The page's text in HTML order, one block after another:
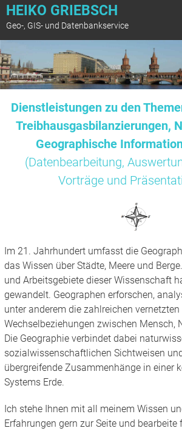
Zum
springen
HEIKO GRIEBSCH
Geo-, GIS- und Datenbankservice
Dienstleistungen zu den
Treibhausgasbilanzierungen,
Geographische
(Datenbearbeitung,
Vorträge und
Im 21. Jahrhundert umfasst die
das Wissen über Städte, Meere und
und Arbeitsgebiete dieser Wissenschaft
gewandelt. Geographen erforschen,
unter anderem die zahlreichen vernetzten
Wechselbeziehungen zwischen Mensch,
Die Geographie verbindet dabei
sozialwissenschaftlichen Sichtweisen
übergreifende Zusammenhänge in einer
Systems Erde.
Ich stehe Ihnen mit all meinem Wissen
Erfahrungen gern zur Seite und bearbeite